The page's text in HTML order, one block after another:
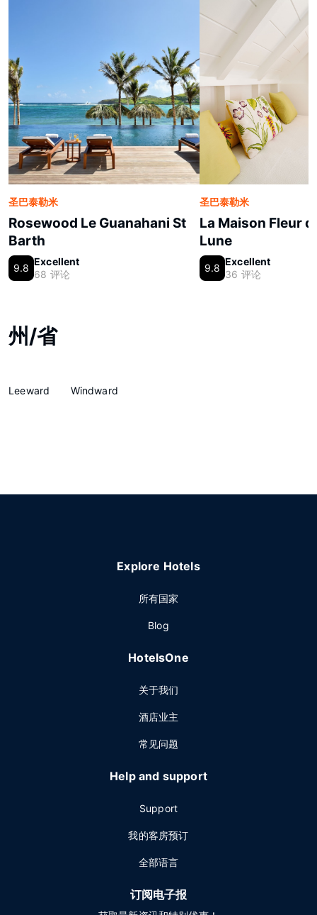
圣巴泰勒米
Rosewood Le Guanahani St
Barth
9.8
Excellent
68 评论
圣巴泰勒米
La Maison Fleur
Lune
9.8
Excellent
36 评论
州/省
Leeward Windward
Explore Hotels
所有国家
Blog
HotelsOne
关于我们
酒店业主
常见问题
Help and support
Support
我的客房预订
全部语言
订阅电子报